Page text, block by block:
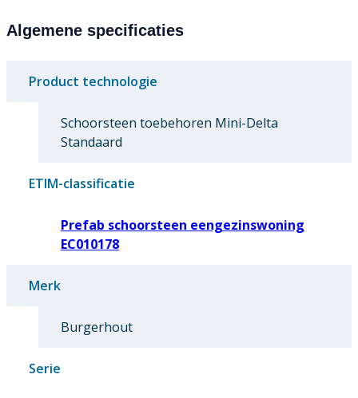
Algemene specificaties
Product technologie
Schoorsteen toebehoren Mini-Delta
Standaard
ETIM-classificatie
Prefab schoorsteen eengezinswoning
EC010178
Merk
Burgerhout
Serie